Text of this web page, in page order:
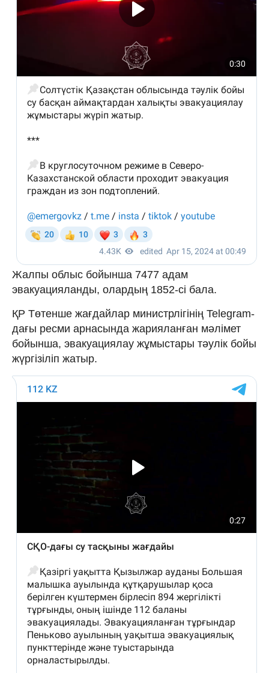
Жалпы облыс бойынша 7477 адам
эвакуацияланды, олардың 1852-cі бала.
ҚР Төтенше жағдайлар министрлігінің Telegram-
дағы ресми арнасында жарияланған мәлімет
бойынша, эвакуациялау жұмыстары тәулік бойы
жүргізіліп жатыр.